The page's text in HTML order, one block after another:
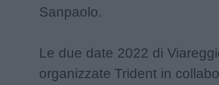
Sanpaolo.
Le due date 2022 di
organizzate Trident in